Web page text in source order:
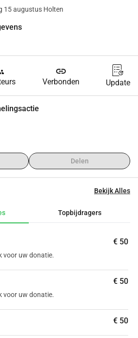
15 augustus Holten
link
Verbonden Update
Delen
Bekijk Alles
Topbijdragers
€ 50
voor uw donatie.
€ 50
voor uw donatie.
€ 50